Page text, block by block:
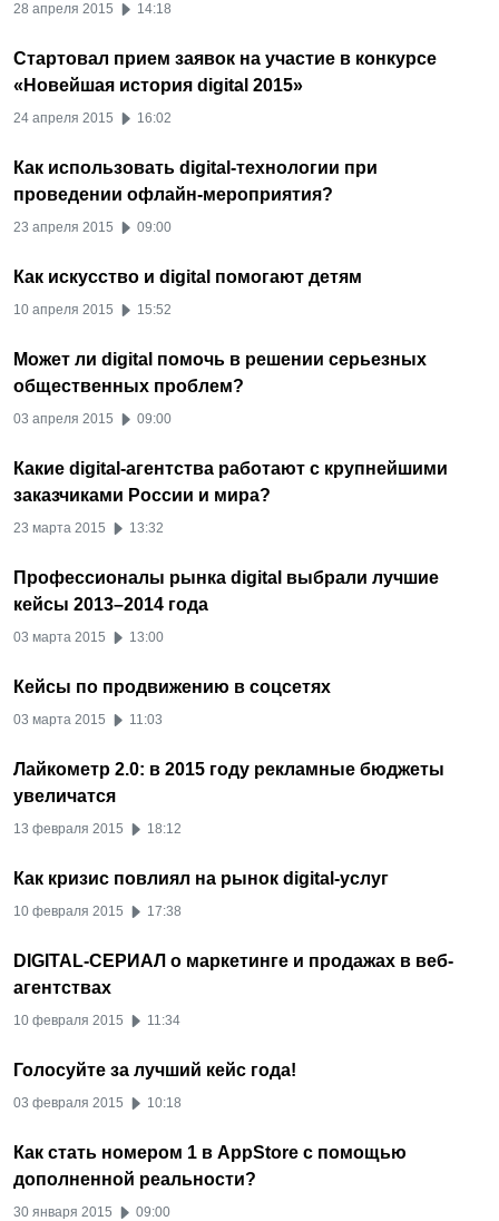
28 апреля 2015 14:18
Стартовал прием заявок на участие в конкурсе
«Новейшая история digital 2015»
24 апреля 2015 16:02
Как использовать digital-технологии при
проведении офлайн-мероприятия?
23 апреля 2015 09:00
Как искусство и digital помогают детям
10 апреля 2015 15:52
Может ли digital помочь в решении серьезных
общественных проблем?
03 апреля 2015 09:00
Какие digital-агентства работают с крупнейшими
заказчиками России и мира?
23 марта 2015 13:32
Профессионалы рынка digital выбрали лучшие
кейсы 2013–2014 года
03 марта 2015 13:00
Кейсы по продвижению в соцсетях
03 марта 2015 11:03
Лайкометр 2.0: в 2015 году рекламные бюджеты
увеличатся
13 февраля 2015 18:12
Как кризис повлиял на рынок digital-услуг
10 февраля 2015 17:38
DIGITAL-СЕРИАЛ о маркетинге и продажах в веб-
агентствах
10 февраля 2015 11:34
Голосуйте за лучший кейс года!
03 февраля 2015 10:18
Как стать номером 1 в AppStore с помощью
дополненной реальности?
30 января 2015 09:00